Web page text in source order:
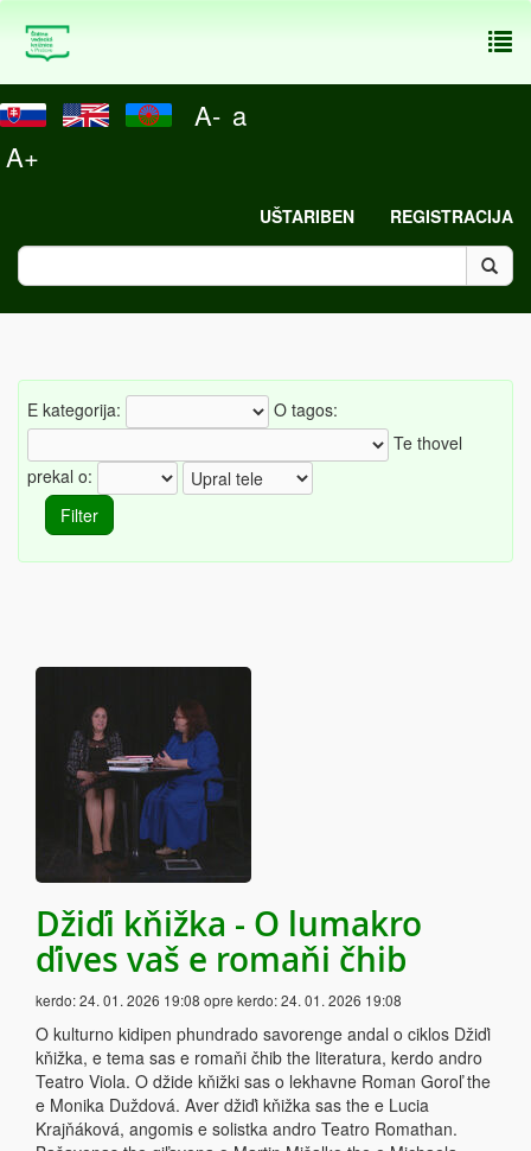
A- a
A+
UŠTARIBEN REGISTRACIJA
E kategorija:
O tagos:
Te thovel
prekal o:
Džiďi kňižka - O lumakro
ďives vaš e romaňi čhib
kerdo:24. 01. 2026 19:08 opre kerdo:24. 01. 2026 19:08
O kulturno kidipen phundrado savorenge andal o ciklos Džiďi
kňižka, e tema sas e romaňi čhib the literatura, kerdo andro
Teatro Viola. O džide kňižki sas o lekhavne Roman Goroľ the
e Monika Duždová. Aver džiďi kňižka sas the e Lucia
Krajňáková, angomis e solistka andro Teatro Romathan.